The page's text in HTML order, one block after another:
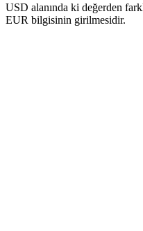
USD alanında ki değerden
EUR bilgisinin girilmesidir.